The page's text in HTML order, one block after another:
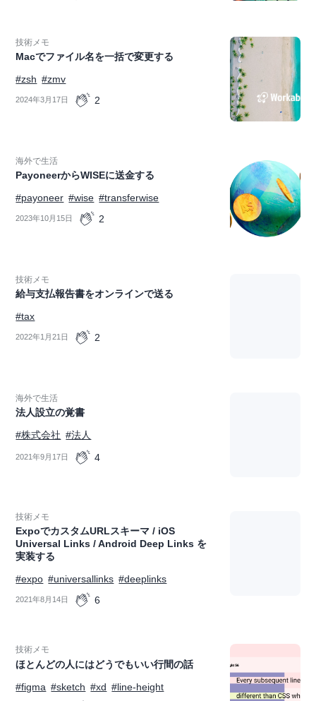
技術メモ
Macでファイル名を一括で変更する
#zsh #zmv
2024年3月17日 2
海外で生活
PayoneerからWISEに送金する
#payoneer #wise #transferwise
2023年10月15日 2
技術メモ
給与支払報告書をオンラインで送る
#tax
2022年1月21日 2
海外で生活
法人設立の覚書
#株式会社 #法人
2021年9月17日 4
技術メモ
ExpoでカスタムURLスキーマ / iOS
Universal Links / Android Deep Links を
実装する
#expo #universallinks #deeplinks
2021年8月14日 6
技術メモ
ほとんどの人にはどうでもいい行間の話
#figma #sketch #xd #line-height